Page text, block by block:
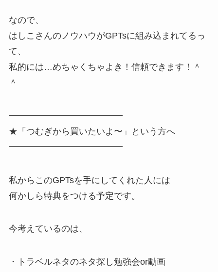
なので、
はしこさんのノウハウがGPTsに組み込まれてるっ
て、
私的には…めちゃくちゃよき！信頼できます！＾
＾
━━━━━━━━━━━━━
★「つむぎから買いたいよ〜」という方へ
━━━━━━━━━━━━━
私からこのGPTsを手にしてくれた人には
何かしら特典をつける予定です。
今考えているのは、
・トラベルネタのネタ探し勉強会or動画